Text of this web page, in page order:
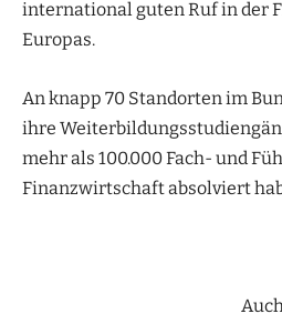
international guten Ruf in der
Europas.
An knapp 70 Standorten im
ihre
mehr als 100.000 Fach- und
Finanzwirtschaft absolviert